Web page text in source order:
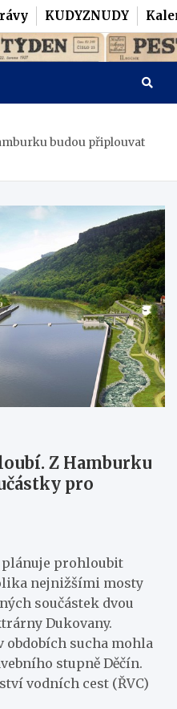
KUDYZNUDY
budou připlouvat
Z Hamburku
pro
plánuje prohloubit
nejnižšími mosty
součástek dvou
Dukovany.
obdobích sucha mohla
stupně Děčín.
vodních cest (ŘVC)